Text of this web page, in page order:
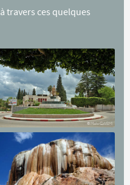
à travers ces quelques